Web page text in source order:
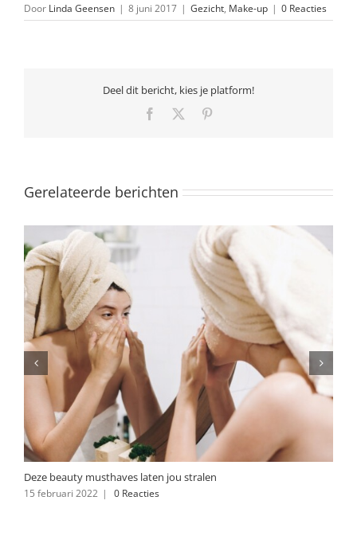
Door Linda Geensen | 8 juni 2017 | Gezicht, Make-up | 0 Reacties
Deel dit bericht, kies je platform!
Facebook
Gerelateerde berichten
Deze beauty musthaves laten jou stralen
15 februari 2022 | 0 Reacties